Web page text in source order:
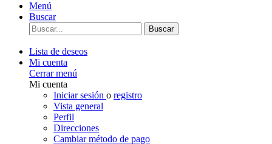
Menú
Buscar
Buscar
Lista de deseos
Mi cuenta
Cerrar menú
Mi cuenta
Iniciar sesión o registro
Vista general
Perfil
Direcciones
Cambiar método de pago